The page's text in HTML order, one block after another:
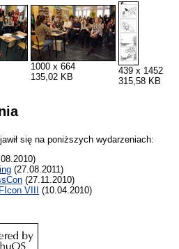
1000 x 664
135,02 KB
439 x 1452
315,58 KB
się na poniższych wydarzeniach:
(27.08.2011)
(27.11.2010)
VIII
(10.04.2010)